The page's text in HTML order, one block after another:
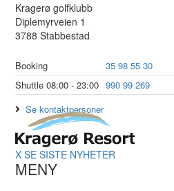
Kragerø golfklubb
Diplemyrveien 1
3788 Stabbestad
Booking
35 98 55 30
Shuttle 08:00 - 23:00 990 99 269
Se kontaktpersoner
X SE SISTE NYHETER
MENY